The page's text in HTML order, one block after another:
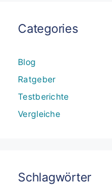
Categories
Blog
Ratgeber
Testberichte
Vergleiche
Schlagwörter